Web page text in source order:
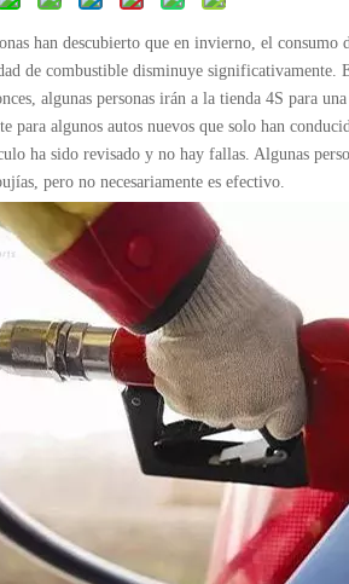
han descubierto que en invierno, el
de combustible disminuye significativamente.
algunas personas irán a la tienda 4S para
para algunos autos nuevos que solo han
ha sido revisado y no hay fallas. Algunas
pero no necesariamente es efectivo.